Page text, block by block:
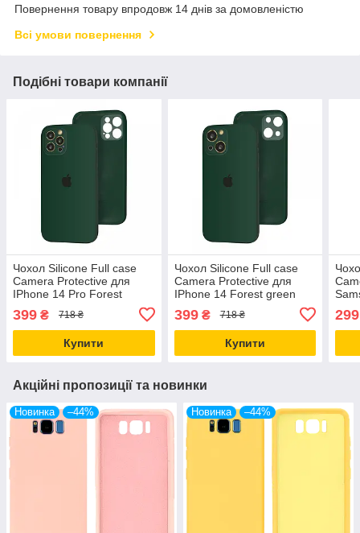
Повернення товару впродовж 14 днів за домовленістю
Всі умови повернення
Подібні товари компанії
Чохол Silicone Full case
Camera Protective для
IPhone 14 Pro Forest
green (38) темно-зелений
399 ₴ 718 ₴
Купити
Чохол Silicone Full case
Camera Protective для
IPhone 14 Forest green
399₴ 718 ₴
Купити
299
Акційні пропозиції та новинки
Новинка –44% Новинка –44%